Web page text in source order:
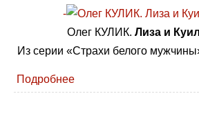
-
Олег КУЛИК. Лиза и
Из серии «Страхи белого
Подробнее